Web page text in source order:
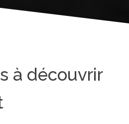
à découvrir